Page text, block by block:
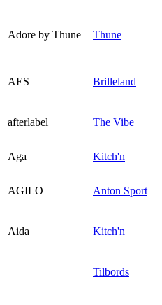
Adore by Thune Thune
AES Brilleland
afterlabel The Vibe
Aga
Kitch'n
AGILO Anton Sport
Aida Kitch'n
Tilbords